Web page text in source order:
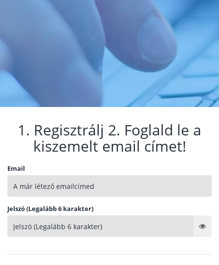
1. Regisztrálj 2. Foglald le a
kiszemelt email címet!
Email
Jelszó (Legalább 6 karakter)